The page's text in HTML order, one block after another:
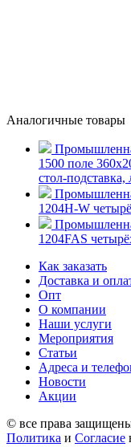
Аналогичные товары
1500 поле
стол-
1204H-W
1204FAS
Как заказать
Доставка и
Опт
О компании
Наши услуги
Мероприятия
Статьи
Адреса и
Новости
Акции
© все права
Политика и Согласие